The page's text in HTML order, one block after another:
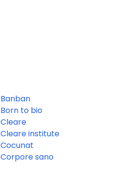
Banban
Born to bio
Cleare
Cleare institute
Cocunat
Corpore sano